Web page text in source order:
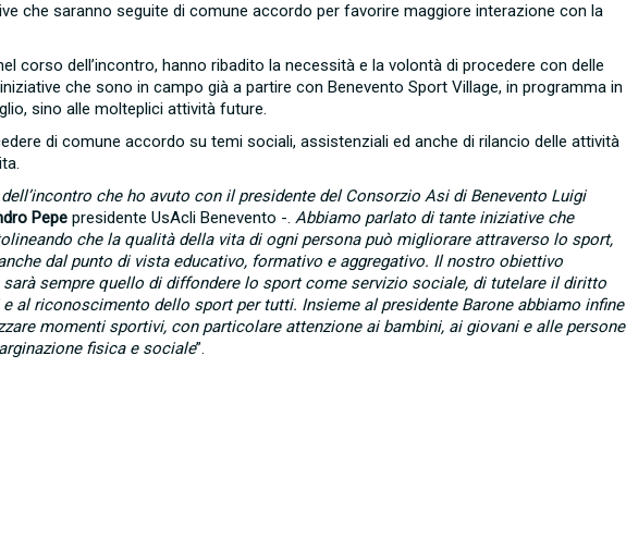
che saranno seguite di comune accordo per favorire maggiore interazione con la
corso dell’incontro, hanno ribadito la necessità e la volontà di procedere con delle
che sono in campo già a partire con Benevento Sport Village, in programma in
sino alle molteplici attività future.
di comune accordo su temi sociali, assistenziali ed anche di rilancio delle attività
che ho avuto con il presidente del Consorzio Asi di Benevento Luigi
Pepe presidente UsAcli Benevento -. Abbiamo parlato di tante iniziative che
che la qualità della vita di ogni persona può migliorare attraverso lo sport,
dal punto di vista educativo, formativo e aggregativo. Il nostro obiettivo
sarà sempre quello di diffondere lo sport come servizio sociale, di tutelare il diritto
al riconoscimento dello sport per tutti. Insieme al presidente Barone abbiamo infine
momenti sportivi, con particolare attenzione ai bambini, ai giovani e alle persone
fisica e sociale”.